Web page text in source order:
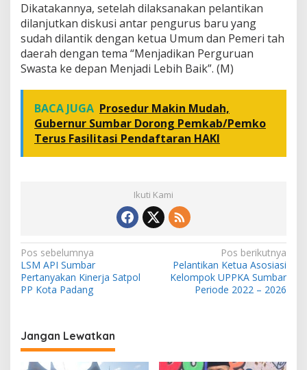
Dikatakannya, setelah dilaksanakan pelantikan
dilanjutkan diskusi antar pengurus baru yang
sudah dilantik dengan ketua Umum dan Pemeri tah
daerah dengan tema “Menjadikan Perguruan
Swasta ke depan Menjadi Lebih Baik”. (M)
BACA JUGA Prosedur Makin Mudah,
Gubernur Sumbar Dorong Pemkab/Pemko
Terus Fasilitasi Pendaftaran HAKI
Ikuti Kami
N
a
v
g
a
Pos sebelumnya
LSM API Sumbar
Pertanyakan Kinerja Satpol
PP Kota Padang
Pos berikutnya
Pelantikan Ketua Asosiasi
Kelompok UPPKA Sumbar
Periode 2022 – 2026
Jangan Lewatkan